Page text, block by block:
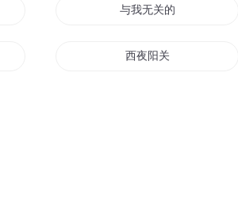
与我无关的青春恋爱物语
西夜阳关